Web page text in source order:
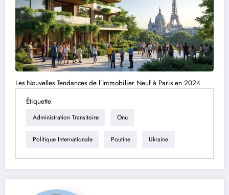
Les Nouvelles Tendances de l’Immobilier Neuf à Paris en 2024
Étiquette
Administration Transitoire Onu
Politique Internationale Poutine Ukraine